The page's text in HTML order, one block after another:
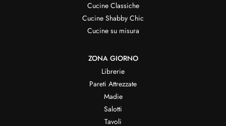
Cucine Classiche
Cucine Shabby Chic
Cucine su misura
ZONA GIORNO
Librerie
Pareti Attrezzate
Madie
Salotti
Tavoli